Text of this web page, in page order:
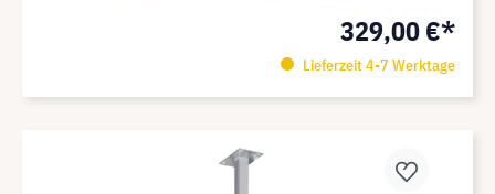
329,00 €*
Lieferzeit 4-7 Werktage